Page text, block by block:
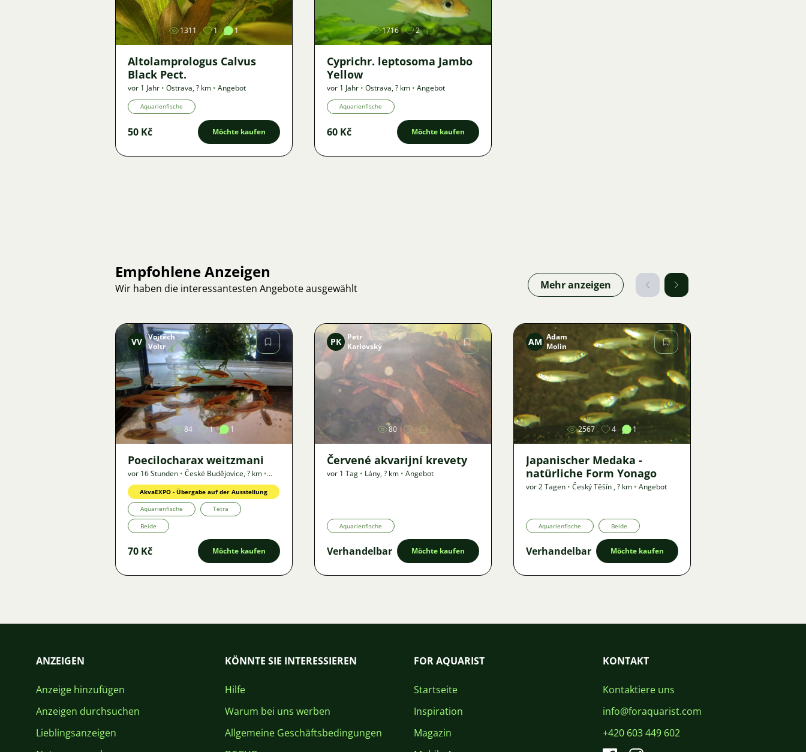
1311 1 1
Altolamprologus Calvus
Black Pect.
vor 1 Jahr • Ostrava,? km • Angebot
Aquarienfische
50 Kč Möchte kaufen
1716 2
Cyprichr. leptosoma Jambo
Yellow
vor 1 Jahr • Ostrava,? km • Angebot
Aquarienfische
60 Kč Möchte kaufen
Empfohlene Anzeigen
Wir haben die interessantesten Angebote ausgewählt Mehr anzeigen
Bild
VV Vojtěch
Voltr
84 1 1
Poecilocharax weitzmani
vor 16 Stunden • České Budějovice,? km •
Angebot
AkvaEXPO - Übergabe auf der Ausstellung
Aquarienfische Tetra
Beide
70 Kč Möchte kaufen
Bild
PK
Petr
Karlovský
80
Červené akvarijní krevety
vor 1 Tag • Lány,? km • Angebot
Aquarienfische
Verhandelbar Möchte kaufen
Bild
AM Adam
Molin
2567 4 1
Japanischer Medaka -
natürliche Form Yonago
vor 2 Tagen • Český Těšín ,? km • Angebot
Aquarienfische Beide
Verhandelbar Möchte kaufen
ANZEIGEN
Anzeige hinzufügen
Anzeigen durchsuchen
Lieblingsanzeigen
KÖNNTE SIE INTERESSIEREN
Hilfe
Warum bei uns werben
Allgemeine Geschäftsbedingungen
FOR AQUARIST
Startseite
Inspiration
Magazin
KONTAKT
Kontaktiere uns
info@foraquarist.com
+420 603 449 602